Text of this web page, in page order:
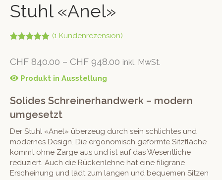
Stuhl «Anel»
basierend
Kundenbew
(1 Kundenrezension)
CHF 840.00 – CHF 948.00 inkl. MwSt.
Produkt in Ausstellung
Solides Schreinerhandwerk – modern
umgesetzt
Der Stuhl «Anel» überzeug durch sein schlichtes und
modernes Design. Die ergonomisch geformte Sitzfläche
kommt ohne Zarge aus und ist auf das Wesentliche
reduziert. Auch die Rückenlehne hat eine filigrane
Erscheinung und lädt zum langen und bequemen Sitzen